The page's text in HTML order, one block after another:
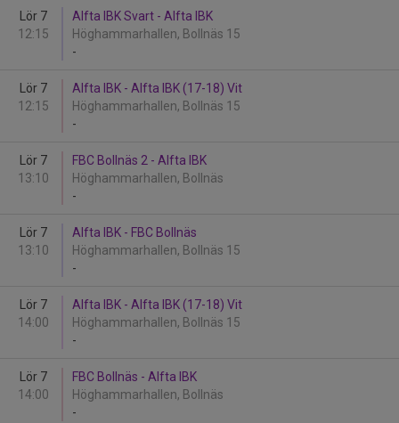
Lör 7
12:15
Alfta IBK Svart - Alfta IBK
Höghammarhallen, Bollnäs 15
-
Lör 7
12:15
Alfta IBK - Alfta IBK (17-18) Vit
Höghammarhallen, Bollnäs 15
-
Lör 7
13:10
FBC Bollnäs 2 - Alfta IBK
Höghammarhallen, Bollnäs
-
Lör 7
13:10
Alfta IBK - FBC Bollnäs
Höghammarhallen, Bollnäs 15
-
Lör 7
14:00
Alfta IBK - Alfta IBK (17-18) Vit
Höghammarhallen, Bollnäs 15
-
Lör 7
14:00
FBC Bollnäs - Alfta IBK
Höghammarhallen, Bollnäs
-